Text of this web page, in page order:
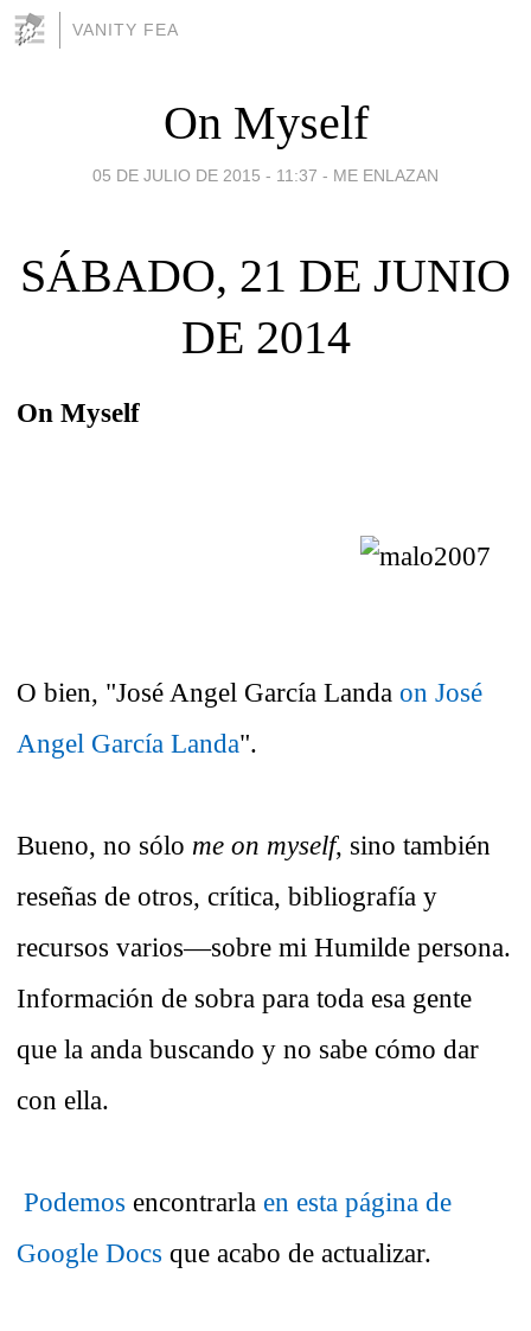
VANITY FEA
On Myself
05 DE JULIO DE 2015 - 11:37 - ME ENLAZAN
SÁBADO, 21 DE JUNIO
DE 2014
On Myself
O bien, "José Angel García Landa on José
Angel García Landa".
Bueno, no sólo me on myself, sino también
reseñas de otros, crítica, bibliografía y
recursos varios—sobre mi Humilde persona.
Información de sobra para toda esa gente
que la anda buscando y no sabe cómo dar
con ella.
Podemos encontrarla en esta página de
Google Docs que acabo de actualizar.